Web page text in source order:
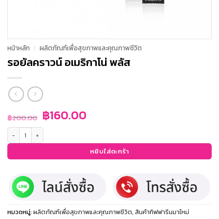
หน้าหลัก / ผลิตภัณฑ์เพื่อสุขภาพและคุณภาพชีวิต
รอยัลคราวน์ อเมริกาโน่ พลัส
฿200.00 Original
price
was:
฿200.00.
฿160.00Current
฿160.00.
จำนวน รอยัลคราวน์ อเมริกาโน่ พลัส ชิ้น
หยิบใส่ตะกร้า
หมวดหมู่:ผลิตภัณฑ์เพื่อสุขภาพและคุณภาพชีวิต, สินค้ากิฟฟารีนมาใหม่